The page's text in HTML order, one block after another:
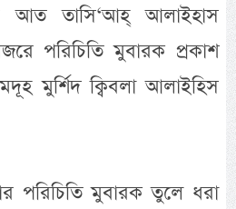
আত তাসি‘আহ্ আলাইহাস
পরিচিতি মুবারক প্রকাশ
মুর্শিদ ক্বিবলা আলাইহিস
পরিচিতি মুবারক তুলে ধরা